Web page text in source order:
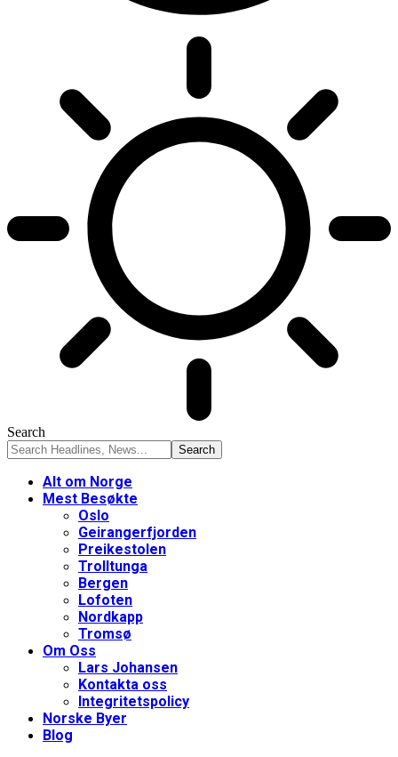
Search
Alt om Norge
Mest Besøkte
Oslo
Geirangerfjorden
Preikestolen
Trolltunga
Bergen
Lofoten
Nordkapp
Tromsø
Om Oss
Lars Johansen
Kontakta oss
Integritetspolicy
Norske Byer
Blog